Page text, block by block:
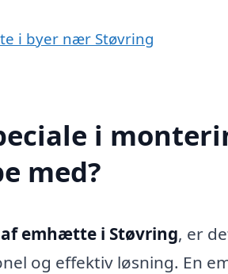
i byer nær Støvring
i
med?
emhætte i Støvring, er
og effektiv løsning. En